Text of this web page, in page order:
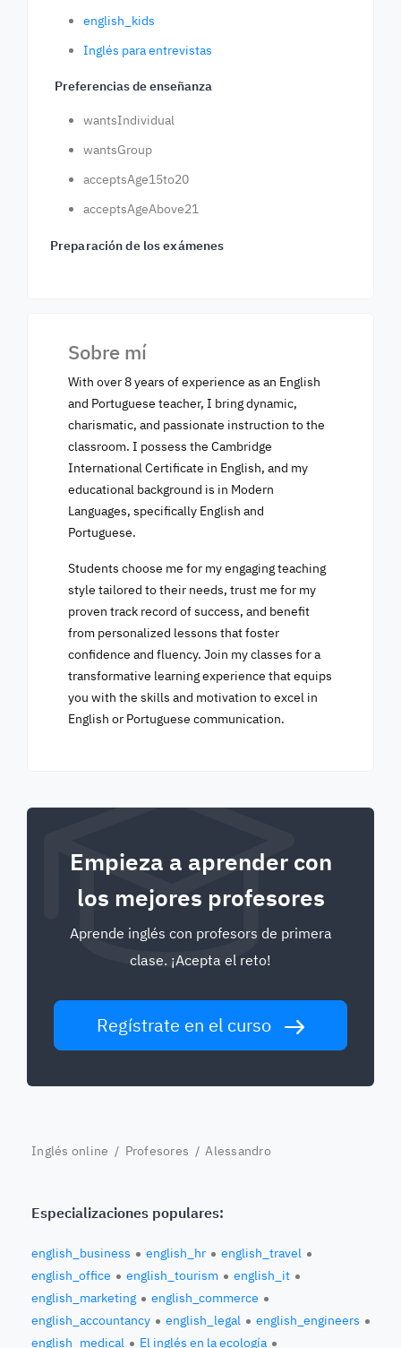
english_kids
Inglés para entrevistas
Preferencias de enseñanza
wantsIndividual
wantsGroup
acceptsAge15to20
acceptsAgeAbove21
Preparación de los exámenes
Sobre mí
With over 8 years of experience as an English
and Portuguese teacher, I bring dynamic,
charismatic, and passionate instruction to the
classroom. I possess the Cambridge
International Certificate in English, and my
educational background is in Modern
Languages, specifically English and
Portuguese.
Students choose me for my engaging teaching
style tailored to their needs, trust me for my
proven track record of success, and benefit
from personalized lessons that foster
confidence and fluency. Join my classes for a
transformative learning experience that equips
you with the skills and motivation to excel in
English or Portuguese communication.
Empieza a aprender con
los mejores profesores
Aprende inglés con profesors de primera
clase. ¡Acepta el reto!
Regístrate en el curso
Inglés online / Profesores / Alessandro
Especializaciones populares:
english_business english_hr
english_travel
english_office
english_tourism
english_it
english_marketing
english_commerce
english_accountancy
english_legal
english_engineers
english_medical
El inglés en la ecología